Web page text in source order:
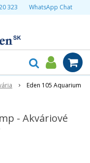
323 WhatsApp Chat
Eden 105 Aquarium
- Akváriové